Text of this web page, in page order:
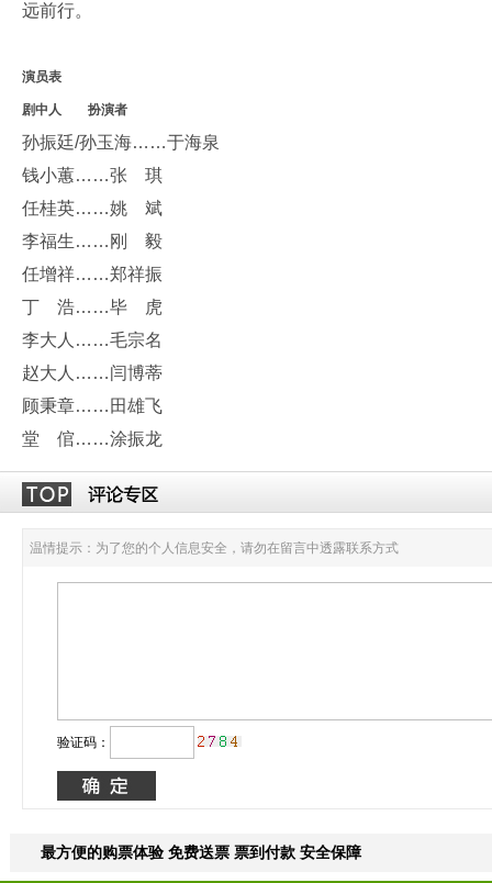
远前行。
演员表
剧中人 扮演者
孙振廷/孙玉海……于海泉
钱小蕙……张 琪
任桂英……姚 斌
李福生……刚 毅
任增祥……郑祥振
丁 浩……毕 虎
李大人……毛宗名
赵大人……闫博蒂
顾秉章……田雄飞
堂 倌……涂振龙
温情提示：为了您的个人信息安全，请勿在留言中透露联系方式
验证码：
最方便的购票体验 免费送票 票到付款 安全保障